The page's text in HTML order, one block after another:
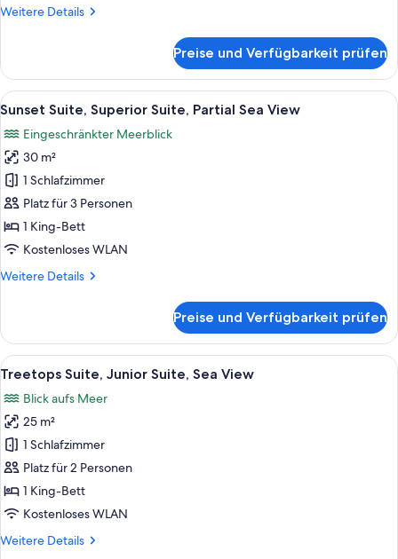
anzeigen
Weitere Details
Weitere
Suite,
Superior
Suite,
View
Preise und Verfügbarkeit prüfen
Alle
Fotos
für
Sunset
Suite,
Superior
Suite,
Partial
View
Ein Schlafzimmer mit Bett,
9
Sunset Suite, Superior Suite, Partial Sea View
Eingeschränkter Meerblick
30 m²
1 Schlafzimmer
Platz für 3 Personen
1 King-Bett
Kostenloses WLAN
Weitere Details
Weitere
Suite,
Superior
Suite,
Sea
View
Preise und Verfügbarkeit prüfen
Alle
Fotos
für
Treetops
Suite,
Junior
Suite,
Sea
anzeigen
Ein Schlafzimmer mit Holzboden,
8
Treetops Suite, Junior Suite, Sea View
Blick aufs Meer
25 m²
1 Schlafzimmer
Platz für 2 Personen
1 King-Bett
Kostenloses WLAN
Weitere Details
Weitere